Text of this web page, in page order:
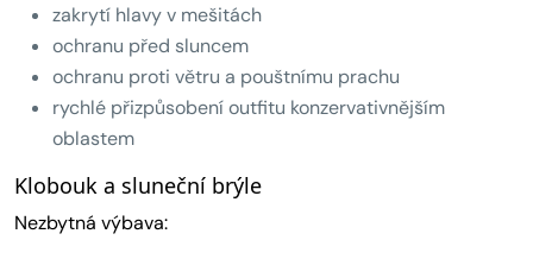
zakrytí hlavy v mešitách
ochranu před sluncem
ochranu proti větru a pouštnímu prachu
rychlé přizpůsobení outfitu konzervativnějším
oblastem
Klobouk a sluneční brýle
Nezbytná výbava: